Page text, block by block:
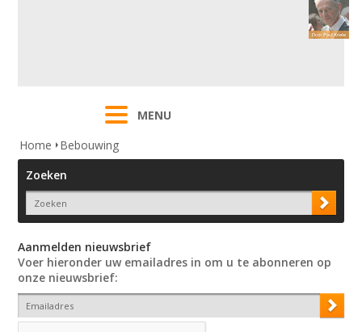
MENU
Home
Bebouwing
Zoeken
Aanmelden nieuwsbrief
Voer hieronder uw emailadres in om u te abonneren op
onze nieuwsbrief: